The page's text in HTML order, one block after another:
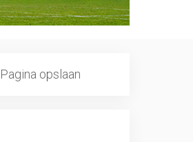
Pagina opslaan